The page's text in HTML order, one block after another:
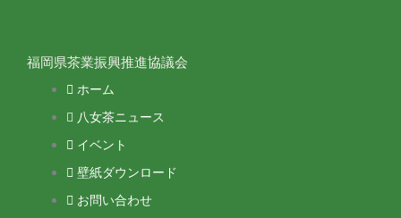
福岡県茶業振興推進協議会
ホーム
八女茶ニュース
イベント
壁紙ダウンロード
お問い合わせ